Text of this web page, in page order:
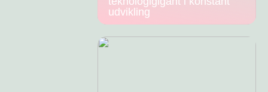
udvikling